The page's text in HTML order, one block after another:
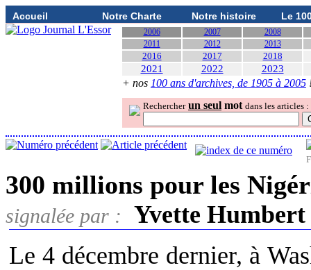
Accueil Notre Charte Notre histoire Le
2006 2007
2008
2011
2012 2013
2016 2017 2018
2021 2022 2023
+ nos 100 ans d'archives, de 1905 à 2005
Rechercher un seul mot dans les articles :
300 millions pour les
signalée par :
Yvette
Le 4 décembre dernier, à